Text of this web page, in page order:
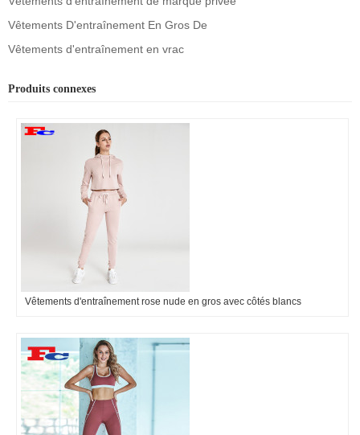
Vêtements D'entraînement En Gros De
Vêtements d'entraînement en vrac
Produits connexes
Vêtements d'entraînement rose nude en gros avec côtés blancs